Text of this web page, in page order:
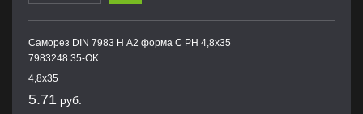
Саморез DIN 7983 H А2 форма С PH 4,8х35
7983248 35-OK
4,8х35
5.71 руб.